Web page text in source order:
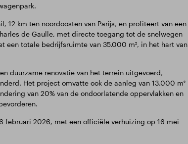
12 km ten noordoosten van Parijs, en profiteert van een
de Gaulle, met directe toegang tot de snelwegen
een totale bedrijfsruimte van 35.000 m², in het hart van
duurzame renovatie van het terrein uitgevoerd,
Het project omvatte ook de aanleg van 13.000 m²
van 20% van de ondoorlatende oppervlakken en
februari 2026, met een officiële verhuizing op 16 mei